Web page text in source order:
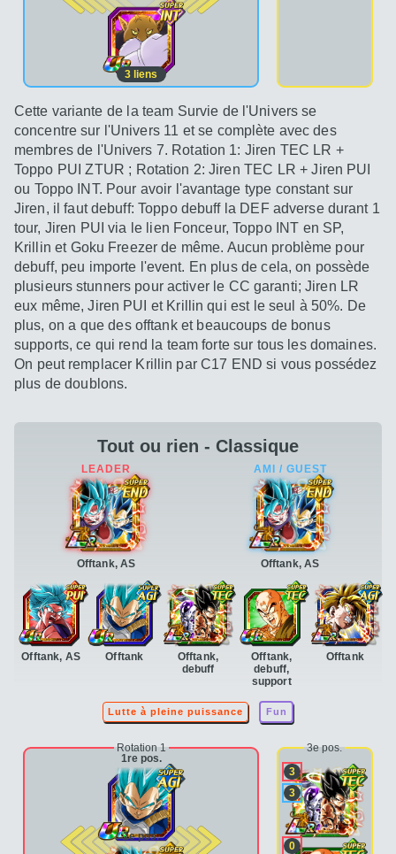
3 liens
Cette variante de la team Survie de l'Univers se
concentre sur l'Univers 11 et se complète avec des
membres de l'Univers 7. Rotation 1: Jiren TEC LR +
Toppo PUI ZTUR ; Rotation 2: Jiren TEC LR + Jiren PUI
ou Toppo INT. Pour avoir l'avantage type constant sur
Jiren, il faut debuff: Toppo debuff la DEF adverse durant 1
tour, Jiren PUI via le lien Fonceur, Toppo INT en SP,
Krillin et Goku Freezer de même. Aucun problème pour
debuff, peu importe l'event. En plus de cela, on possède
plusieurs stunners pour activer le CC garanti; Jiren LR
eux même, Jiren PUI et Krillin qui est le seul à 50%. De
plus, on a que des offtank et beaucoups de bonus
supports, ce qui rend la team forte sur tous les domaines.
On peut remplacer Krillin par C17 END si vous possédez
plus de doublons.
Tout ou rien - Classique
Offtank, AS
Offtank, AS Offtank
Offtank,
debuff
Offtank,
debuff,
support
Offtank
Offtank, AS
Lutte à pleine puissance Fun
Rotation 1
1re pos.
2e pos.
3e pos.
3
3
0